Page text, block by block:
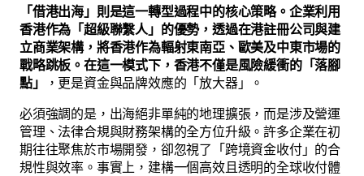
「借港出海」則是這一轉型過程中的核心策略。企業利用
香港作為「超級聯繫人」的優勢，透過在港註冊公司與建
立商業架構，將香港作為輻射東南亞、歐美及中東市場的
戰略跳板。在這一模式下，香港不僅是風險緩衝的「落腳
點」
，更是資金與品牌效應的「放大器」。
必須強調的是，出海絕非單純的地理擴張，而是涉及營運
管理、法律合規與財務架構的全方位升級。許多企業在初
期往往聚焦於市場開發，卻忽視了「跨境資金收付」的合
規性與效率。事實上，建構一個高效且透明的全球收付體